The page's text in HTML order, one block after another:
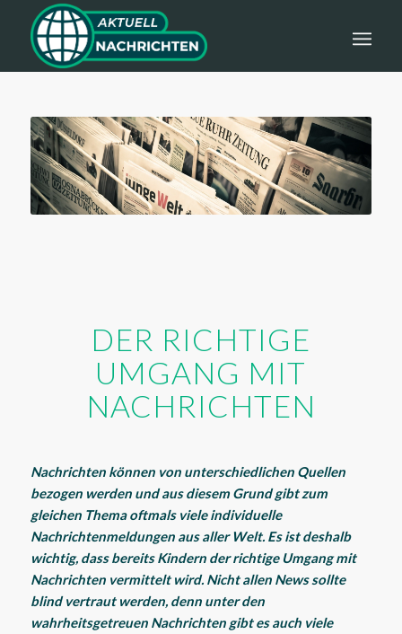
DER RICHTIGE
UMGANG MIT
NACHRICHTEN
Nachrichten können von unterschiedlichen Quellen
bezogen werden und aus diesem Grund gibt zum
gleichen Thema oftmals viele individuelle
Nachrichtenmeldungen aus aller Welt. Es ist deshalb
wichtig, dass bereits Kindern der richtige Umgang mit
Nachrichten vermittelt wird. Nicht allen News sollte
blind vertraut werden, denn unter den
wahrheitsgetreuen Nachrichten gibt es auch viele